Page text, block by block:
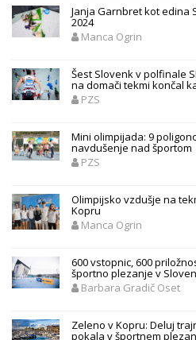
Janja Garnbret kot edina
2024
Manca Ogrin
Šest Slovenk v polfinale
na domači tekmi končal
PZS
Mini olimpijada: 9
navdušenje nad športom
PZS
Olimpijsko vzdušje na
Kopru
Manca Ogrin
600 vstopnic, 600
športno plezanje v
Barbara Gradič Oset
Zeleno v Kopru: Deluj
pokala v športnem